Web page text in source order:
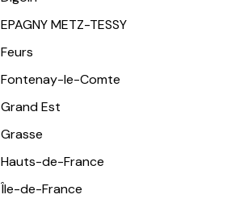
EPAGNY METZ-TESSY
Feurs
Fontenay-le-Comte
Grand Est
Grasse
Hauts-de-France
Île-de-France